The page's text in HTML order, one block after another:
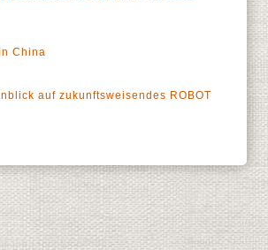
China
auf zukunftsweisendes ROBOT